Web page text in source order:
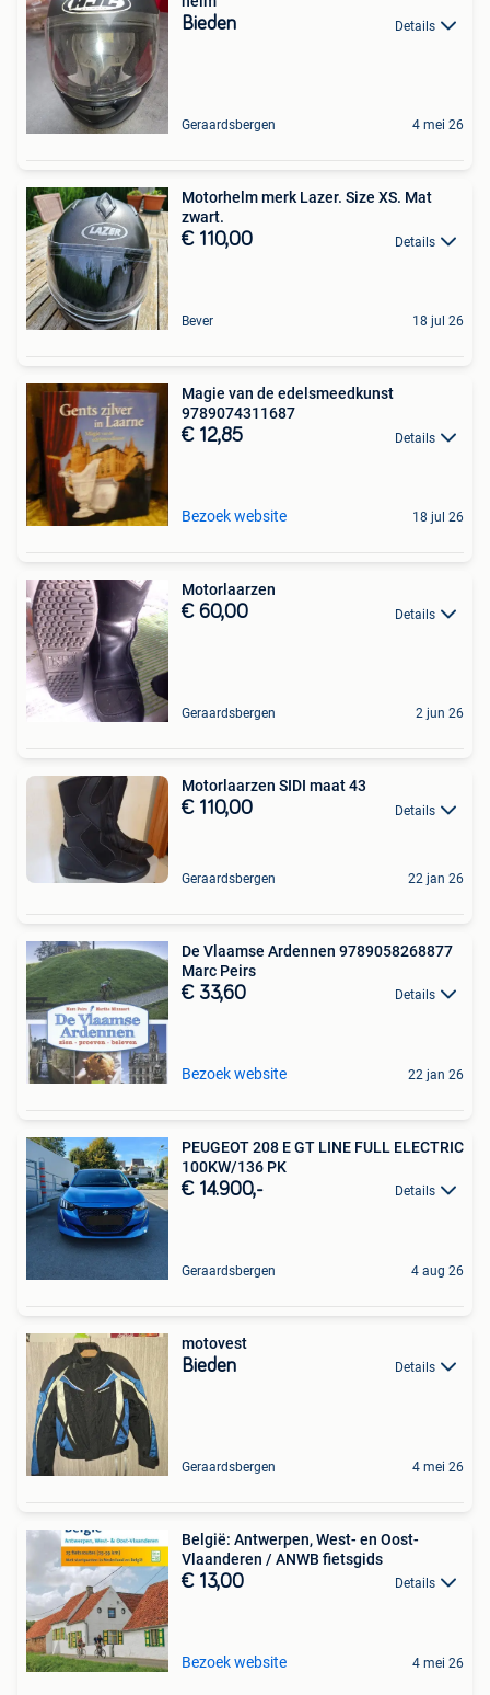
Bieden Details
Geraardsbergen 4 mei 26
Motorhelm merk Lazer. Size XS. Mat
zwart.
€ 110,00 Details
Bever 18 jul 26
Magie van de edelsmeedkunst
9789074311687
€ 12,85 Details
Bezoek website 18 jul 26
Motorlaarzen
€ 60,00 Details
Geraardsbergen 2 jun 26
Motorlaarzen SIDI maat 43
€ 110,00 Details
Geraardsbergen 22 jan 26
De Vlaamse Ardennen 9789058268877
Marc Peirs
€ 33,60 Details
Bezoek website 22 jan 26
PEUGEOT 208 E GT LINE FULL ELECTRIC
100KW/136 PK
€ 14.900,- Details
Geraardsbergen 4 aug 26
motovest
Bieden Details
Geraardsbergen 4 mei 26
België: Antwerpen, West- en Oost-
Vlaanderen / ANWB fietsgids
€ 13,00 Details
Bezoek website 4 mei 26